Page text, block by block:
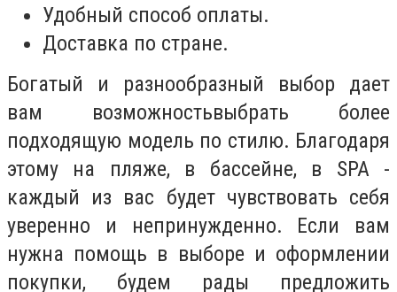
Удобный способ оплаты.
Доставка по стране.
Богатый и разнообразный выбор дает
вам возможностьвыбрать более
подходящую модель по стилю. Благодаря
этому на пляже, в бассейне, в SPA -
каждый из вас будет чувствовать себя
уверенно и непринужденно. Если вам
нужна помощь в выборе и оформлении
покупки, будем рады предложить